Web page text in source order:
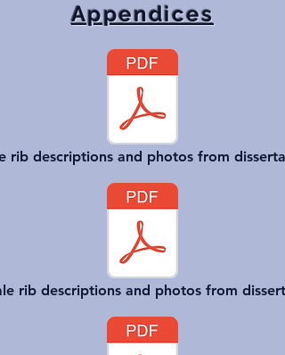
Appendices
rib descriptions and photos from
rib descriptions and photos from